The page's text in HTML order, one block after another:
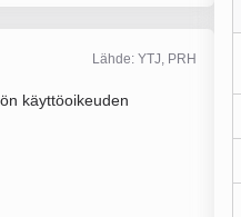
Lähde: YTJ, PRH
käyttöoikeuden